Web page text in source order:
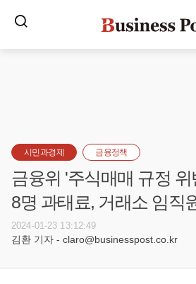
시민과경제 금융정책
금융위 '주식매매 규정 위
8명 과태료, 거래소 임직
2024-01-23 13:12:49
김환 기자 - claro@businesspost.co.kr